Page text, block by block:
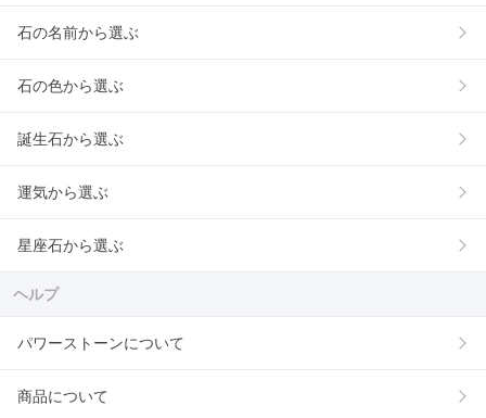
石の名前から選ぶ
石の色から選ぶ
誕生石から選ぶ
運気から選ぶ
星座石から選ぶ
ヘルプ
パワーストーンについて
商品について